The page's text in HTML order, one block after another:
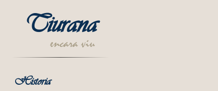
Tiurana
encara viu
Historia